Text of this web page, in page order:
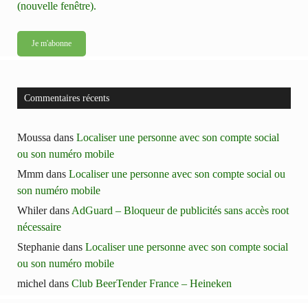
(nouvelle fenêtre).
Commentaires récents
Moussa dans Localiser une personne avec son compte social
ou son numéro mobile
Mmm dans Localiser une personne avec son compte social ou
son numéro mobile
Whilerdans AdGuard – Bloqueur de publicités sans accès root
nécessaire
Stephanie dans Localiser une personne avec son compte social
ou son numéro mobile
michel dans Club BeerTender France – Heineken